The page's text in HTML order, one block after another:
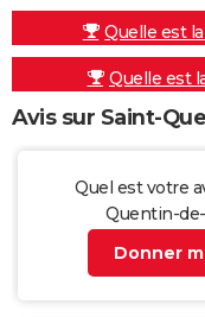
Quelle est
Quelle est
Avis sur Saint-
Quel est votre
Quentin-
Donner